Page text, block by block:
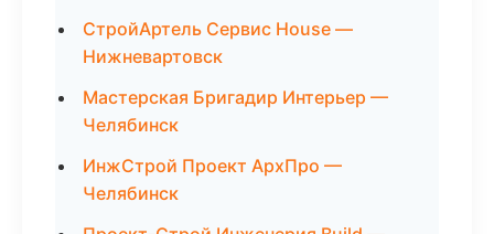
СтройАртель Сервис House —
Нижневартовск
Мастерская Бригадир Интерьер —
Челябинск
ИнжСтрой Проект АрхПро —
Челябинск